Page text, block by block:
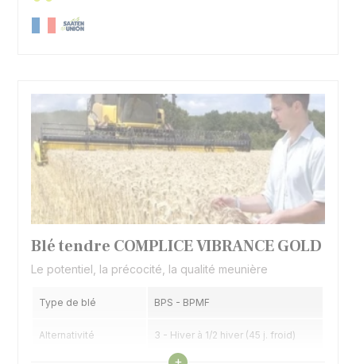
Blé tendre COMPLICE VIBRANCE GOLD
Le potentiel, la précocité, la qualité meunière
Type de blé BPS - BPMF
Alternativité 3 - Hiver à 1/2 hiver (45 j. froid)
Voir les caractéristiques
+